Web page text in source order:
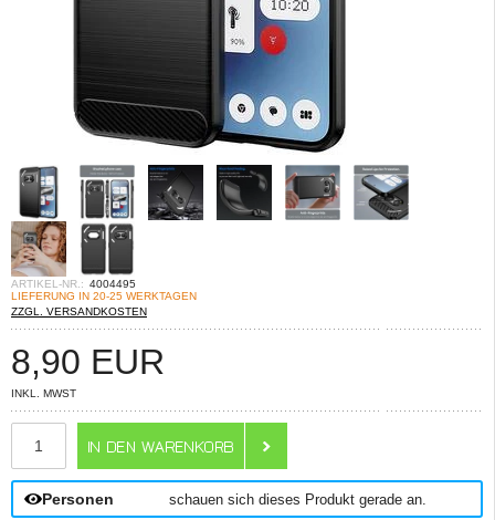
ARTIKEL-NR.: 4004495
LIEFERUNG IN 20-25 WERKTAGEN
ZZGL. VERSANDKOSTEN
8,90 EUR
INKL. MWST
Personen schauen sich dieses Produkt gerade an.